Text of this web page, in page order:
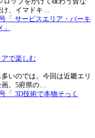
け、イマドキ…
で楽しむ
いのでは。今回は近畿エリ
画。5府県の…